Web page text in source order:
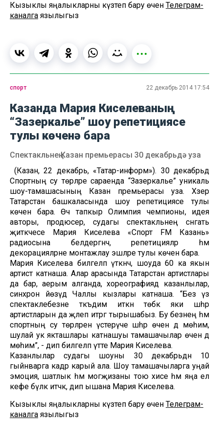
Кызыклы яңалыкларны күзәтеп бару өчен Телеграм-
каналга язылыгыз
спорт 22 декабрь 2014 17:54
Казанда Мария Киселеваның
“Зазеркалье” шоу репетициясе
тулы көченә бара
Спектакльнең Казан премьерасы 30 декабрьдә уза
(Казан, 22 декабрь, «Татар-информ»). 30 декабрьдә
Спортның су төрләре сараенда “Зазеркалье” уникаль
шоу-тамашасының Казан премьерасы уза. Хәзер
Татарстан башкаласында шоу репетициясе тулы
көченә бара. Өч тапкыр Олимпия чемпионы, идея
авторы, продюсер, судагы спектакльнең сәнгать
җитәкчесе Мария Киселева «Спорт FM Казань»
радиосына белдергәнчә, репетицияләр һәм
декорацияләрне монтажлау эшләре тулы көченә бара.
Мария Киселева билгеләп үткәнчә, шоуда 60 ка якын
артист катнаша. Алар арасында Татарстан артистлары
да бар, аерым алганда, хореографиядә казанлылар,
синхрон йөзүдә Чаллы кызлары катнаша. “Без үз
спектаклебезне тәкъдим иткән төбәк яки шәһәр
артистларын да җәлеп итәргә тырышабыз. Бу безнең һәм
спортның су төрләрен үстерүче шәһәр өчен дә мөһим,
шулай ук якташлары катнашуы тамашачылар өчен дә
мөһим”, - дип билгеләп үтте Мария Киселева.
Казанлылар судагы шоуны 30 декабрьдән 10
гыйнварга кадәр карый ала. Шоу тамашачыларга уңай
эмоция, шатлык һәм могҗизаны тою хисе һәм яңа ел
кәефе бүләк итәчәк, дип ышана Мария Киселева.
Кызыклы яңалыкларны күзәтеп бару өчен Телеграм-
каналга язылыгыз